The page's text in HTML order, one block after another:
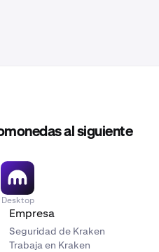
al siguiente
Desktop
Empresa
Seguridad de Kraken
Trabaja en Kraken